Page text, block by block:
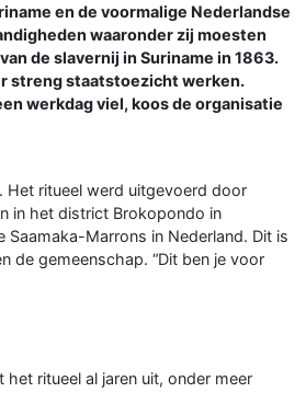
en de voormalige Nederlandse
waaronder zij moesten
de slavernij in Suriname in 1863.
streng staatstoezicht werken.
werkdag viel, koos de organisatie
Het ritueel werd uitgevoerd door
in het district Brokopondo in
Saamaka-Marrons in Nederland. Dit is
de gemeenschap. “Dit ben je voor
ritueel al jaren uit, onder meer